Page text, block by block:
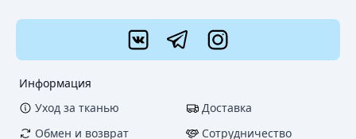
Информация
Уход за тканью
Доставка
Обмен и возврат
Сотрудничество